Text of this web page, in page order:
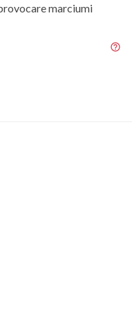
marciumi